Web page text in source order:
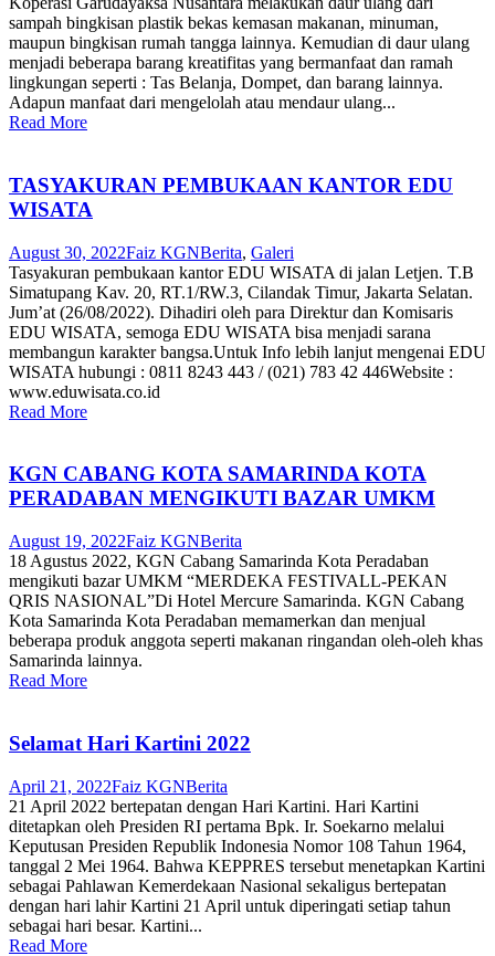
sampah bingkisan plastik bekas kemasan makanan, minuman,
maupun bingkisan rumah tangga lainnya. Kemudian di daur ulang
menjadi beberapa barang kreatifitas yang bermanfaat dan ramah
lingkungan seperti : Tas Belanja, Dompet, dan barang lainnya.
Adapun manfaat dari mengelolah atau mendaur ulang...
Read More
TASYAKURAN PEMBUKAAN KANTOR EDU
WISATA
August 30, 2022Faiz KGNBerita, Galeri
Tasyakuran pembukaan kantor EDU WISATA di jalan Letjen. T.B
Simatupang Kav. 20, RT.1/RW.3, Cilandak Timur, Jakarta Selatan.
Jum’at (26/08/2022). Dihadiri oleh para Direktur dan Komisaris
EDU WISATA, semoga EDU WISATA bisa menjadi sarana
membangun karakter bangsa.Untuk Info lebih lanjut mengenai EDU
WISATA hubungi : 0811 8243 443 / (021) 783 42 446Website :
www.eduwisata.co.id
Read More
KGN CABANG KOTA SAMARINDA KOTA
PERADABAN MENGIKUTI BAZAR UMKM
August 19, 2022Faiz KGNBerita
18 Agustus 2022, KGN Cabang Samarinda Kota Peradaban
mengikuti bazar UMKM “MERDEKA FESTIVALL-PEKAN
QRIS NASIONAL”Di Hotel Mercure Samarinda. KGN Cabang
Kota Samarinda Kota Peradaban memamerkan dan menjual
beberapa produk anggota seperti makanan ringandan oleh-oleh khas
Samarinda lainnya.
Read More
Selamat Hari Kartini 2022
April 21, 2022Faiz KGNBerita
21 April 2022 bertepatan dengan Hari Kartini. Hari Kartini
ditetapkan oleh Presiden RI pertama Bpk. Ir. Soekarno melalui
Keputusan Presiden Republik Indonesia Nomor 108 Tahun 1964,
tanggal 2 Mei 1964. Bahwa KEPPRES tersebut menetapkan Kartini
sebagai Pahlawan Kemerdekaan Nasional sekaligus bertepatan
dengan hari lahir Kartini 21 April untuk diperingati setiap tahun
sebagai hari besar. Kartini...
Read More